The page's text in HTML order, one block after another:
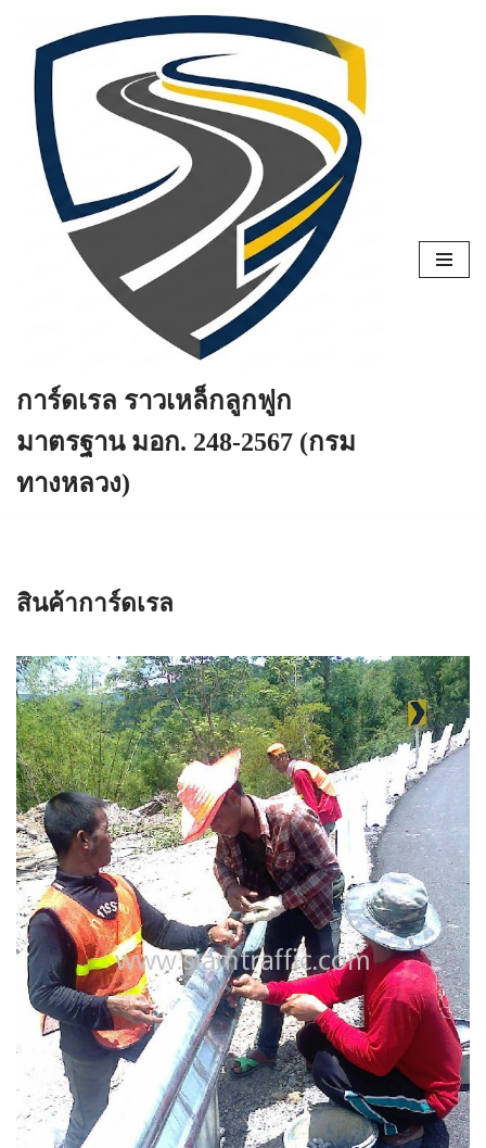
Skip
content
การ์ดเรล ราวเหล็กลูกฟูก
มาตรฐาน มอก. 248-2567 (กรม
ทางหลวง)
สินค้าการ์ดเรล